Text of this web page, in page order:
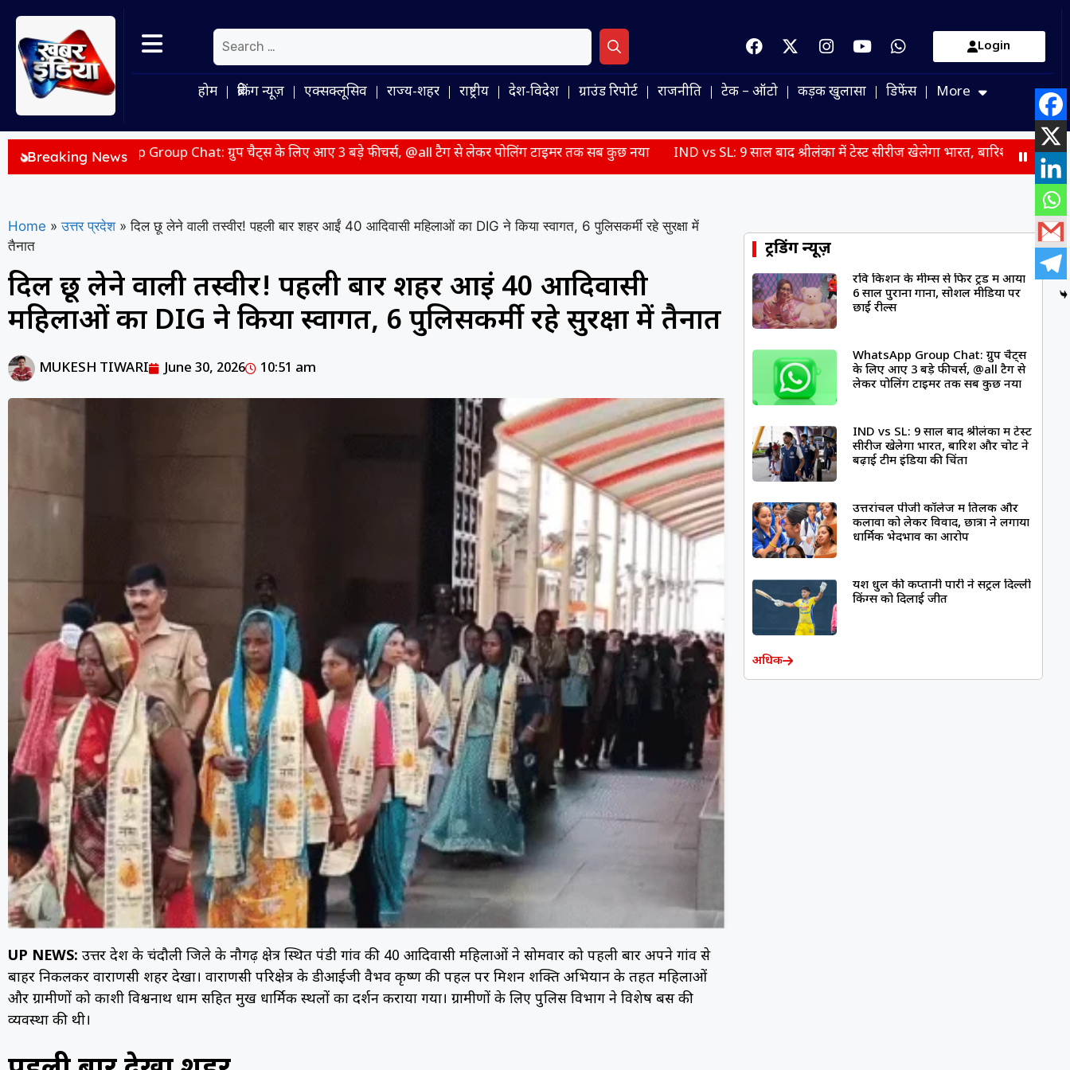
Login
होम ब्रेकिंग न्यूज़ एक्सक्लूसिव राज्य-शहर राष्ट्रीय देश-विदेश ग्राउंड रिपोर्ट राजनीति टेक – ऑटो कड़क खुलासा डिफेंस More
Breaking News
Group Chat: ग्रुप चैट्स के लिए आए 3 बड़े फीचर्स, @all टैग से लेकर पोलिंग टाइमर तक सब कुछ नया IND vs SL: 9 साल बाद श्रीलंका में टेस्ट सीरीज खेलेगा भारत, बारिश और चोट ने बढ़ाई टीम इंडिया की
Home » उत्तर प्रदेश » दिल छू लेने वाली तस्वीर! पहली बार शहर आईं 40 आदिवासी महिलाओं का DIG ने किया स्वागत, 6 पुलिसकर्मी रहे सुरक्षा में
तैनात
दिल छू लेने वाली तस्वीर! पहली बार शहर आईं 40 आदिवासी
महिलाओं का DIG ने किया स्वागत, 6 पुलिसकर्मी रहे सुरक्षा में तैनात
MUKESH TIWARI June 30, 2026 10:51 am
UP NEWS: उत्तर प्रदेश के चंदौली जिले के नौगढ़ क्षेत्र स्थित पंडी गांव की 40 आदिवासी महिलाओं ने सोमवार को पहली बार अपने गांव से
बाहर निकलकर वाराणसी शहर देखा। वाराणसी परिक्षेत्र के डीआईजी वैभव कृष्ण की पहल पर मिशन शक्ति अभियान के तहत महिलाओं
और ग्रामीणों को काशी विश्वनाथ धाम सहित प्रमुख धार्मिक स्थलों का दर्शन कराया गया। ग्रामीणों के लिए पुलिस विभाग ने विशेष बस की
व्यवस्था की थी।
ट्रेंडिंग न्यूज़
रवि किशन के मीम्स से फिर ट्रेंड में आया
6 साल पुराना गाना, सोशल मीडिया पर
छाईं रील्स
WhatsApp Group Chat: ग्रुप चैट्स
के लिए आए 3 बड़े फीचर्स, @all टैग से
लेकर पोलिंग टाइमर तक सब कुछ नया
IND vs SL: 9 साल बाद श्रीलंका में टेस्ट
सीरीज खेलेगा भारत, बारिश और चोट ने
बढ़ाई टीम इंडिया की चिंता
उत्तरांचल पीजी कॉलेज में तिलक और
कलावा को लेकर विवाद, छात्रों ने लगाया
धार्मिक भेदभाव का आरोप
यश धुल की कप्तानी पारी ने सेंट्रल दिल्ली
किंग्स को दिलाई जीत
अधिक